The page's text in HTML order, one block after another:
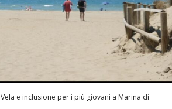
Vela e inclusione per i più giovani a Marina di